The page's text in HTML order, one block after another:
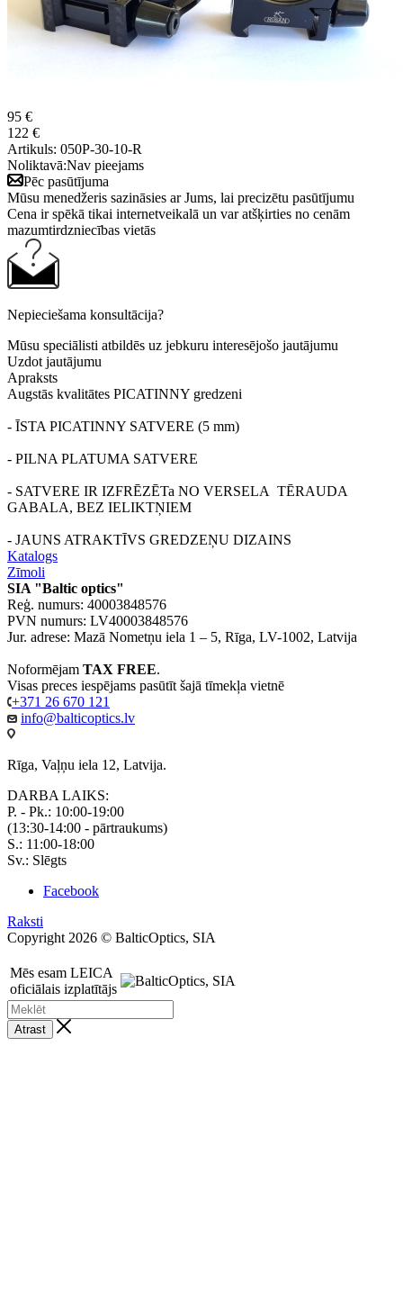
95 €
122 €
Artikuls: 050P-30-10-R
Noliktavā:Nav pieejams
Pēc pasūtījuma
Mūsu menedžeris sazināsies ar Jums, lai precizētu pasūtījumu
Cena ir spēkā tikai internetveikalā un var atšķirties no cenām
mazumtirdzniecības vietās
Nepieciešama konsultācija?
Mūsu speciālisti atbildēs uz jebkuru interesējošo jautājumu
Uzdot jautājumu
Apraksts
Augstās kvalitātes PICATINNY gredzeni
- ĪSTA PICATINNY SATVERE (5 mm)
- PILNA PLATUMA SATVERE
- SATVERE IR IZFRĒZĒTa NO VERSELA TĒRAUDA
GABALA, BEZ IELIKTŅIEM
- JAUNS ATRAKTĪVS GREDZEŅU DIZAINS
Katalogs
Zīmoli
SIA "Baltic optics"
Reģ. numurs: 40003848576
PVN numurs: LV40003848576
Jur. adrese: Mazā Nometņu iela 1 – 5, Rīga, LV-1002, Latvija
Noformējam TAX FREE.
Visas preces iespējams pasūtīt šajā tīmekļa vietnē
+371 26 670 121
info@balticoptics.lv
Rīga, Vaļņu iela 12, Latvija.
DARBA LAIKS:
P. - Pk.: 10:00-19:00
(13:30-14:00 - pārtraukums)
S.: 11:00-18:00
Sv.: Slēgts
Facebook
Raksti
Copyright 2026 © BalticOptics, SIA
Mēs esam LEICA
oficiālais izplatītājs
Atrast